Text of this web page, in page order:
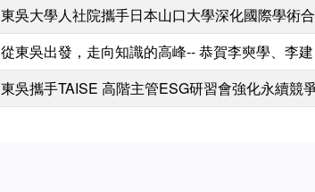
東吳大學人社院攜手日本山口大學深化國際學術
從東吳出發，走向知識的高峰-- 恭賀李奭學、李
東吳攜手TAISE 高階主管ESG研習會強化永續競